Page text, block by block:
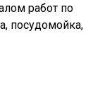
работ по
посудомойка,